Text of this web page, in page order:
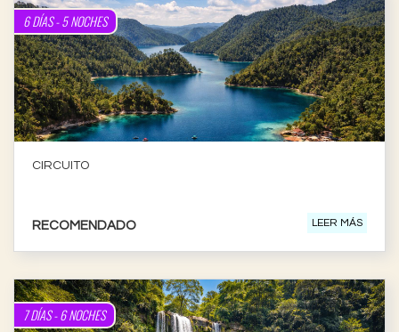
6 DÍAS - 5 NOCHES
CIRCUITO
RECOMENDADO LEER MÁS
7 DÍAS - 6 NOCHES